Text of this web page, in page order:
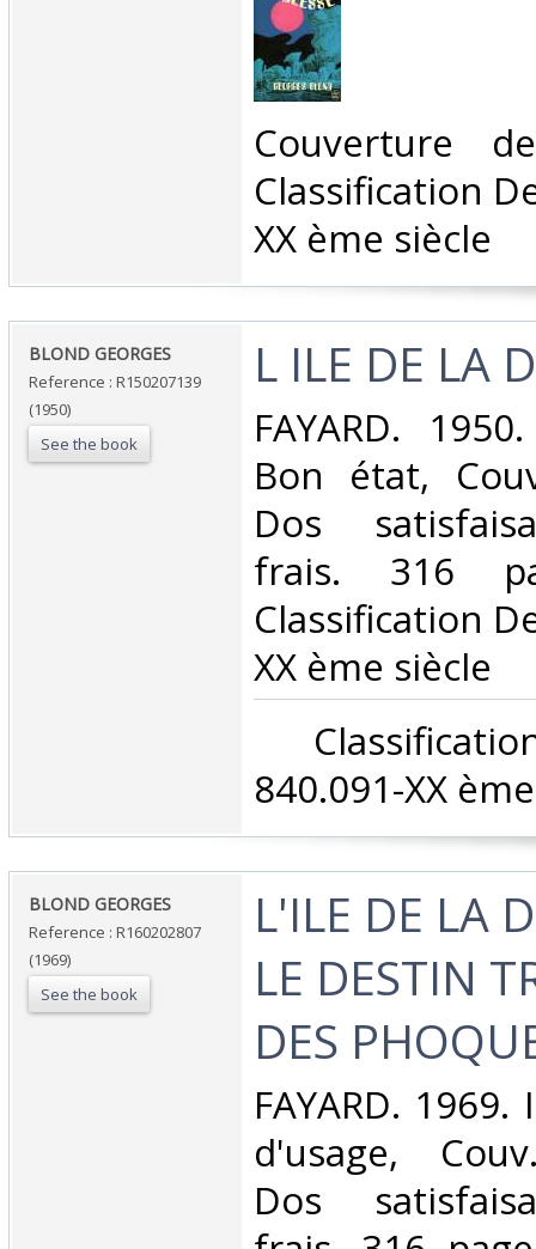
‎Couverture
Classification
XX ème siècle‎
‎BLOND GEORGES‎
Reference : R150207139
(1950)
See the book
‎L ILE DE LA
‎FAYARD.
Bon état,
Dos
frais. 316
Classification
XX ème siècle‎
840.091-XX
‎BLOND GEORGES‎
Reference : R160202807
(1969)
See the book
‎L'ILE DE LA
LE DESTIN
DES
‎FAYARD.
d'usage,
Dos